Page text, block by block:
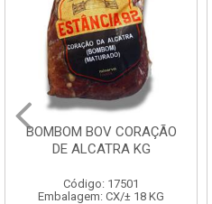
BOMBOM BOV CORAÇÃO
DE ALCATRA KG
Código: 17501
Embalagem: CX/± 18 KG